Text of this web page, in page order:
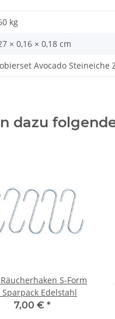
kg
× 0,16 × 0,18 cm
Avocado
dazu
S-Form
Sparpack Edelstahl
7,00 € *